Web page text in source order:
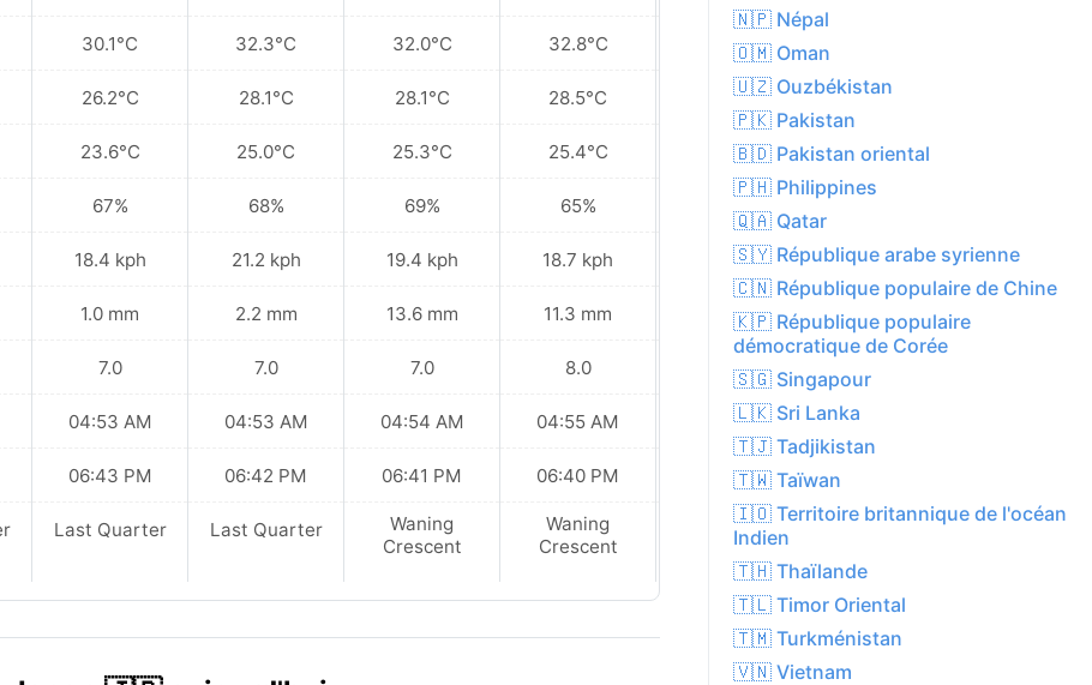
30.1°C
26.2°C
23.6°C
67%
18.4 kph
1.0 mm
7.0
04:53 AM
06:43 PM
Last Quarter
32.3°C
28.1°C
25.0°C
68%
21.2 kph
2.2 mm
7.0
04:53 AM
06:42 PM
Last Quarter
32.0°C
28.1°C
25.3°C
69%
19.4 kph
13.6 mm
7.0
04:54 AM
06:41 PM
Waning
Crescent
32.8°C
28.5°C
25.4°C
65%
18.7 kph
11.3 mm
8.0
04:55 AM
06:40 PM
Waning
Crescent
31.3°C
27.5°C
24.5°C
21.2 kph
1.4 mm
8.0
04:56 AM
06:39 PM
Waning
Crescent
🇳🇵 Népal
🇴🇲 Oman
🇺🇿 Ouzbékistan
🇵🇰 Pakistan
🇧🇩 Pakistan oriental
🇵🇭 Philippines
🇶🇦 Qatar
🇸🇾 République arabe syrienne
🇨🇳 République populaire de Chine
🇰🇵 République populaire
démocratique de Corée
🇸🇬 Singapour
🇱🇰 Sri Lanka
🇹🇯 Tadjikistan
🇹🇼 Taïwan
🇮🇴 Territoire britannique de l'océan
Indien
🇹🇭 Thaïlande
🇹🇱 Timor Oriental
🇹🇲 Turkménistan
🇻🇳 Vietnam